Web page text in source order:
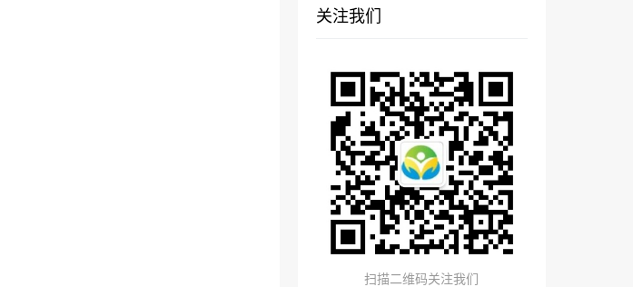
关注我们
扫描二维码关注我们